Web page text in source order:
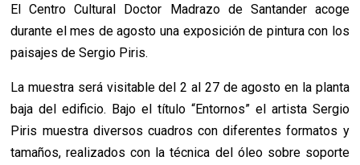
El Centro Cultural Doctor Madrazo de Santander acoge
durante el mes de agosto una exposición de pintura con los
paisajes de Sergio Piris.
La muestra será visitable del 2 al 27 de agosto en la planta
baja del edificio. Bajo el título “Entornos” el artista Sergio
Piris muestra diversos cuadros con diferentes formatos y
tamaños, realizados con la técnica del óleo sobre soporte